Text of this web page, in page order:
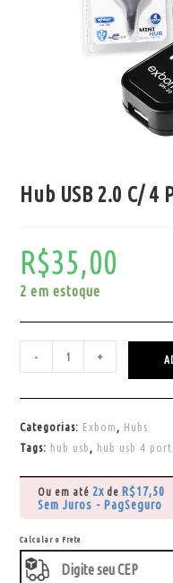
Hub USB 2.0 C/ 4
R$35,00
2 em estoque
- +
Categorias: Exbom , Hubs
Tags: hub usb , hub usb 4
Ou em até 2x de R$17,50
Sem Juros - PagSeguro
Calcular o Frete